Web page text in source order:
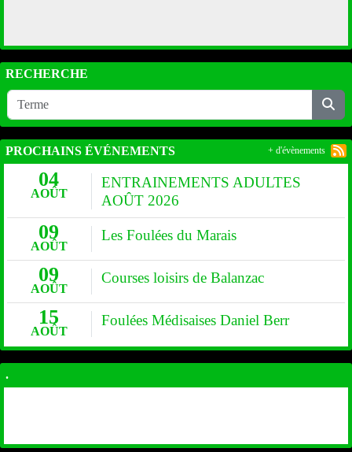
RECHERCHE
PROCHAINS ÉVÉNEMENTS
04
AOÛT
ENTRAINEMENTS ADULTES
AOÛT 2026
09
AOÛT
Les Foulées du Marais
09
AOÛT
Courses loisirs de Balanzac
15
AOÛT
Foulées Médisaises Daniel Berr
+ d'évènements
.